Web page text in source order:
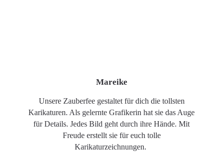
Mareike
Unsere Zauberfee gestaltet für dich die tollsten
Karikaturen. Als gelernte Grafikerin hat sie das Auge
für Details. Jedes Bild geht durch ihre Hände. Mit
Freude erstellt sie für euch tolle
Karikaturzeichnungen.